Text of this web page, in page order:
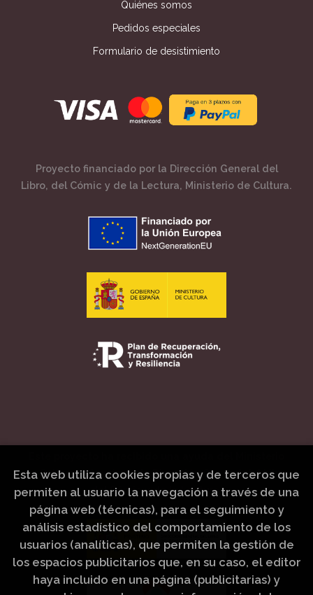
Quiénes somos
Pedidos especiales
Formulario de desistimiento
Proyecto financiado por la Dirección General del
Libro, del Cómic y de la Lectura, Ministerio de Cultura.
de Cultura, a través de la Dirección General del Libro,
del Cómic y de la Lectura.
Esta web utiliza cookies propias y de terceros que
permiten al usuario la navegación a través de una
página web (técnicas), para el seguimiento y
análisis estadístico del comportamiento de los
usuarios (analíticas), que permiten la gestión de
los espacios publicitarios que, en su caso, el editor
haya incluido en una página (publicitarias) y